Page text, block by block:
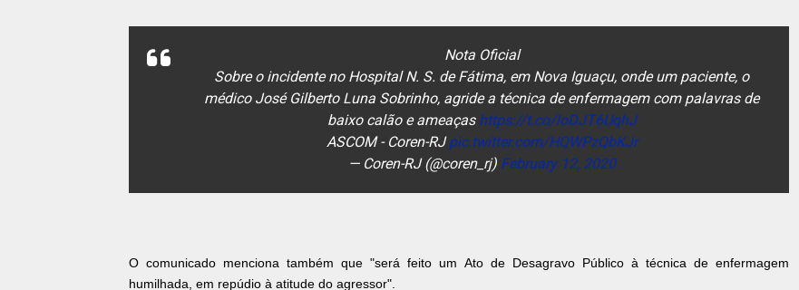
Nota Oficial
Sobre o incidente no Hospital N. S. de Fátima, em Nova Iguaçu, onde um paciente, o
médico José Gilberto Luna Sobrinho, agride a técnica de enfermagem com palavras de
baixo calão e ameaças https://t.co/loDJT6UqhJ
ASCOM - Coren-RJpic.twitter.com/HQWPzQbKJr
— Coren-RJ (@coren_rj) February 12, 2020
O comunicado menciona também que "será feito um Ato de Desagravo Público à técnica de enfermagem
humilhada, em repúdio à atitude do agressor".